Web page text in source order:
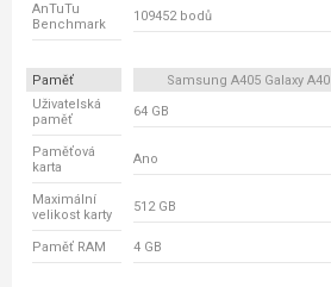
AnTuTu
Benchmark
109452 bodů
Paměť Samsung A405 Galaxy A40
Uživatelská
paměť
64 GB
Paměťová
karta
Ano
Maximální
velikost karty
512 GB
Paměť RAM 4 GB